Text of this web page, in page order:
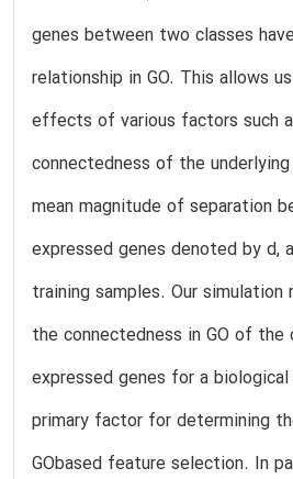
genes between two classes
relationship in GO. This allows
effects of various factors such
connectedness of the underlying
mean magnitude of separation
expressed genes denoted by d,
training samples. Our
the connectedness in GO of
expressed genes for a
primary factor for determining
GObased feature selection. In